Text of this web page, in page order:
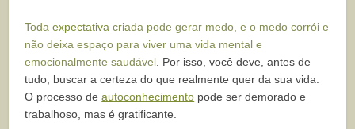
Todaexpectativa criada pode gerar medo, e o medo corrói e
não deixa espaço para viver uma vida mental e
emocionalmente saudável Por isso, você deve, antes de
tudo, buscar a certeza do que realmente quer da sua vida.
O processo deautoconhecimento pode ser demorado e
trabalhoso, mas é gratificante.